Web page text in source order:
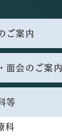
ご案内
面会のご案内
等
科